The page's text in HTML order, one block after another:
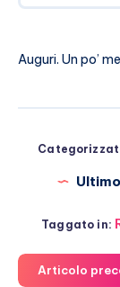
Auguri. Un po’
Taggato in:
Articolo